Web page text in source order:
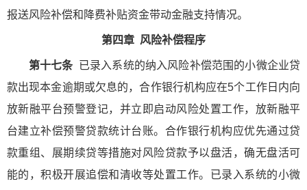
报送风险补偿和降费补贴资金带动金融支持情况。
第四章 风险补偿程序
第十七条已录入系统的纳入风险补偿范围的小微企业贷
款出现本金逾期或欠息的，合作银行机构应在5个工作日内向
放新融平台预警登记，并立即启动风险处置工作，放新融平
台建立补偿预警贷款统计台账。合作银行机构应优先通过贷
款重组、展期续贷等措施对风险贷款予以盘活，确无盘活可
能的，积极开展追偿和清收等处置工作。已录入系统的小微